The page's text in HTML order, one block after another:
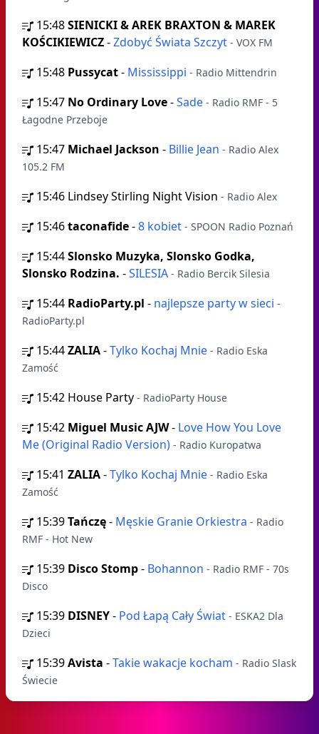
15:48SIENICKI & AREK BRAXTON & MAREK
KOŚCIKIEWICZ-Zdobyć Świata Szczyt - VOX FM
15:48 Pussycat- Mississippi - Radio Mittendrin
15:47 No Ordinary Love-Sade - Radio RMF - 5
Łagodne Przeboje
15:47 Michael Jackson - Billie Jean - Radio Alex
105.2 FM
15:46 Lindsey Stirling Night Vision - Radio Alex
15:46taconafide-8 kobiet - SPOON Radio Poznań
15:44Slonsko Muzyka, Slonsko Godka,
Slonsko Rodzina. -SILESIA - Radio Bercik Silesia
15:44 RadioParty.pl - najlepsze party w sieci -
RadioParty.pl
15:44ZALIA-Tylko Kochaj Mnie - Radio Eska
Zamość
15:42 House Party - RadioParty House
15:42 Miguel Music AJW- Love How You Love
Me (Original Radio Version) - Radio Kuropatwa
15:41 ZALIA-Tylko Kochaj Mnie - Radio Eska
Zamość
15:39Tańczę- Męskie Granie Orkiestra - Radio
RMF - Hot New
15:39 Disco Stomp- Bohannon - Radio RMF - 70s
Disco
15:39 DISNEY- Pod Łapą Cały Świat - ESKA2 Dla
Dzieci
15:39Avista -Takie wakacje kocham - Radio Slask
Świecie